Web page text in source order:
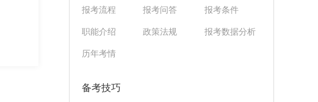
报考流程 报考问答 报考条件
职能介绍 政策法规 报考数据分析
历年考情
备考技巧